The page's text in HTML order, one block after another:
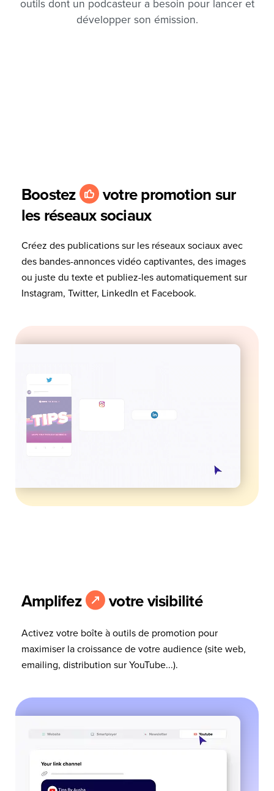
outils dont un podcasteur a besoin pour lancer et
développer son émission.
Boostez
votre promotion sur
les réseaux sociaux
Créez des publications sur les réseaux sociaux avec
des bandes-annonces vidéo captivantes, des images
ou juste du texte et publiez-les automatiquement sur
Instagram, Twitter, LinkedIn et Facebook.
Amplifez votre visibilité
Activez votre boîte à outils de promotion pour
maximiser la croissance de votre audience (site web,
emailing, distribution sur YouTube...).